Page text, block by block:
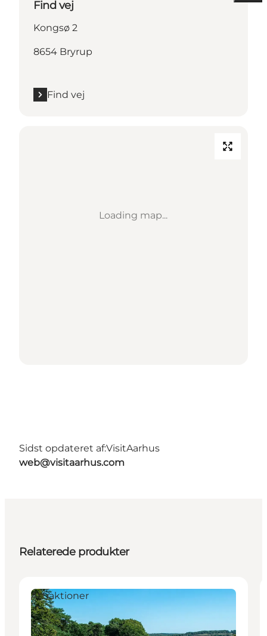
Find vej
Kongsø 2
8654 Bryrup
Find vej
Loading map...
Sidst opdateret af:VisitAarhus
web@visitaarhus.com
Relaterede produkter
Attraktioner